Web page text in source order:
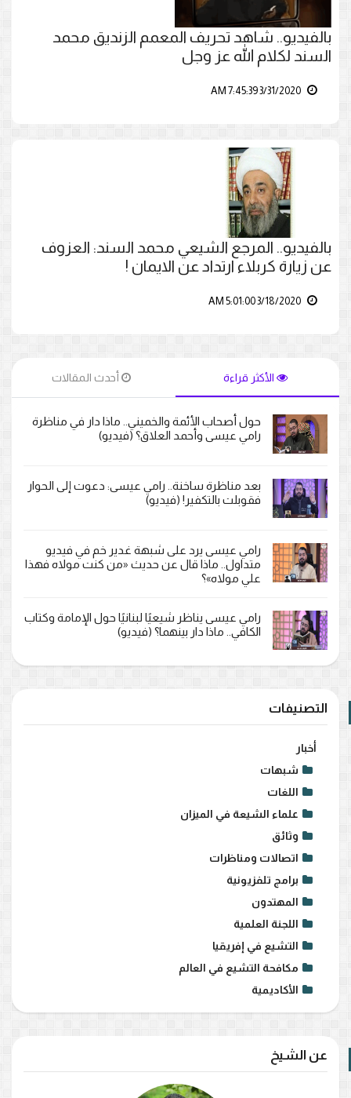
بالفيديو.. شاهد تحريف المعمم الزنديق محمد
السند لكلام الله عز وجل
بالفيديو.. المرجع الشيعي محمد السند: العزوف
عن زيارة كربلاء ارتداد عن الايمان !
الأكثر قراءة أحدث المقالات
حول أصحاب الأئمة والخميني.. ماذا دار في مناظرة
رامي عيسى وأحمد العلاق؟ (فيديو)
بعد مناظرة ساخنة.. رامي عيسى: دعوت إلى الحوار
فقوبلت بالتكفير! (فيديو)
رامي عيسى يرد على شبهة غدير خم في فيديو
متداول.. ماذا قال عن حديث «من كنت مولاه فهذا
علي مولاه»؟
رامي عيسى يناظر شيعيًا لبنانيًا حول الإمامة وكتاب
الكافي.. ماذا دار بينهما؟ (فيديو)
التصنيفات
أخبار
شبهات
اللغات
علماء الشيعة في الميزان
وثائق
اتصالات ومناظرات
برامج تلفزيونية
المهتدون
اللجنة العلمية
التشيع في إفريقيا
مكافحة التشيع في العالم
الأكاديمية
عن الشيخ